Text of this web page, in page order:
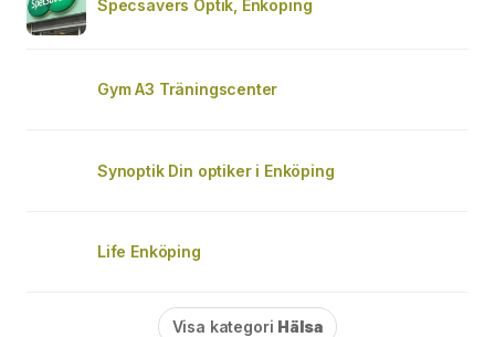
Specsavers Optik, Enköping
Gym A3 Träningscenter
Synoptik Din optiker i Enköping
Life Enköping
Visa kategori Hälsa